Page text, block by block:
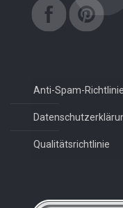
Anti-Spam-Richtlinie
Qualitätsrichtlinie